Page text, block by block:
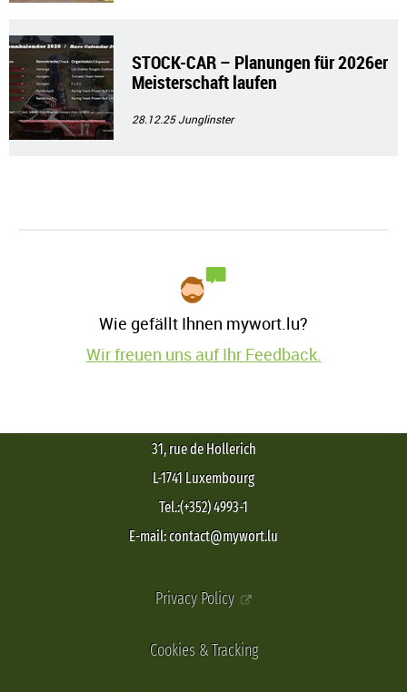
STOCK-CAR – Planungen für 2026er
Meisterschaft laufen
28.12.25Junglinster
Wie gefällt Ihnen mywort.lu?
Wir freuen uns auf Ihr Feedback.
31, rue de Hollerich
L-1741 Luxembourg
Tel.:(+352) 4993-1
E-mail: contact@mywort.lu
Privacy Policy
Cookies & Tracking